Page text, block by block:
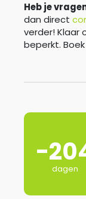
Heb je
dan direct
verder! Klaar
beperkt.
-
dagen